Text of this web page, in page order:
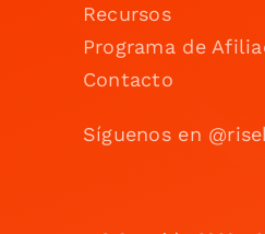
Recursos
Programa de
Contacto
Síguenos en